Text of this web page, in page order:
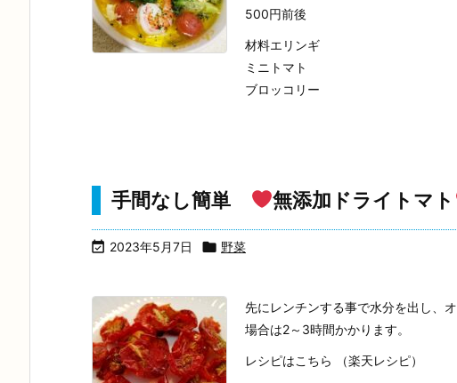
500円前後
材料エリンギ
ミニトマト
ブロッコリー
手間なし簡単 無添加ドライトマト
 2023年5月7日  野菜
先にレンチンする事で水分を出し、
場合は2～3時間かかります。
レシピはこちら （楽天レシピ）